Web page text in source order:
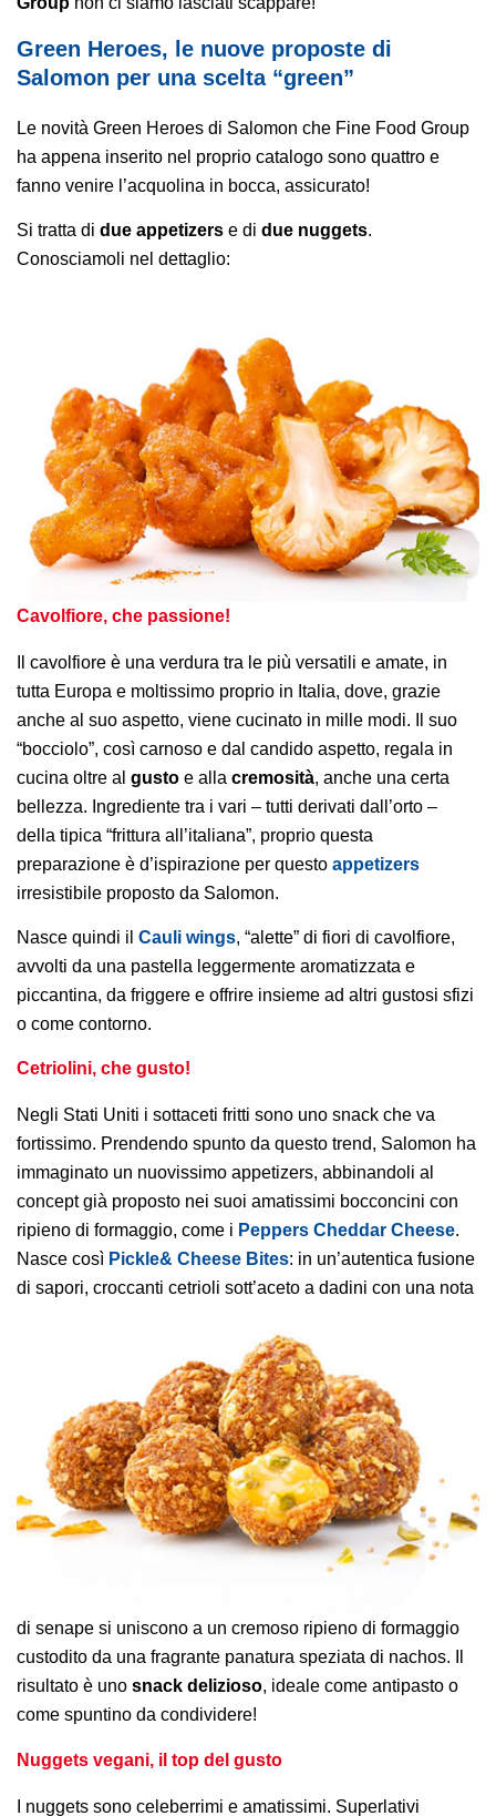
Green Heroes, le nuove proposte di
Salomon per una scelta “green”
Le novità Green Heroes di Salomon che Fine Food Group
ha appena inserito nel proprio catalogo sono quattro e
fanno venire l’acquolina in bocca, assicurato!
Si tratta di due appetizers e di due nuggets.
Conosciamoli nel dettaglio:
Cavolfiore, che passione!
Il cavolfiore è una verdura tra le più versatili e amate, in
tutta Europa e moltissimo proprio in Italia, dove, grazie
anche al suo aspetto, viene cucinato in mille modi. Il suo
“bocciolo”, così carnoso e dal candido aspetto, regala in
cucina oltre al gusto e alla cremosità, anche una certa
bellezza. Ingrediente tra i vari – tutti derivati dall’orto –
della tipica “frittura all’italiana”, proprio questa
preparazione è d’ispirazione per questo appetizers
irresistibile proposto da Salomon.
Nasce quindi il Cauli wings, “alette” di fiori di cavolfiore,
avvolti da una pastella leggermente aromatizzata e
piccantina, da friggere e offrire insieme ad altri gustosi sfizi
o come contorno.
Cetriolini, che gusto!
Negli Stati Uniti i sottaceti fritti sono uno snack che va
fortissimo. Prendendo spunto da questo trend, Salomon ha
immaginato un nuovissimo appetizers, abbinandoli al
concept già proposto nei suoi amatissimi bocconcini con
ripieno di formaggio, come i Peppers Cheddar Cheese.
Nasce così Pickle& Cheese Bites: in un’autentica fusione
di sapori, croccanti cetrioli sott’aceto a dadini con una nota
di senape si uniscono a un cremoso ripieno di formaggio
custodito da una fragrante panatura speziata di nachos. Il
risultato è uno snack delizioso, ideale come antipasto o
come spuntino da condividere!
Nuggets vegani, il top del gusto
I nuggets sono celeberrimi e amatissimi. Superlativi